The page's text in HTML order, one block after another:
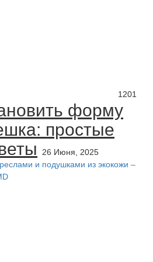
1201
форму
простые
26 Июня, 2025